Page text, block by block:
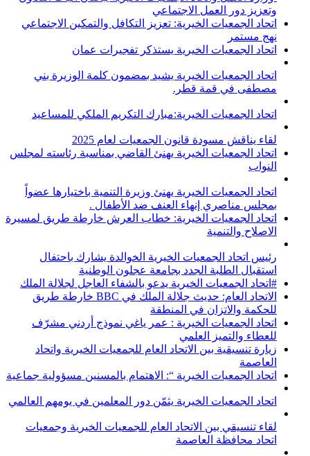
وتعزيز دور العمل الاجتماعي
اتحاد الجمعيات الخيرية: تعزيز التكافل والتمكين الاجتماعي
نهج مستمر
اتحاد الجمعيات الخيرية يستذكر تفجيرات عمان
اتحاد الجمعيات الخيرية يشيد بمضمون كلمة الوزيرة بني
مصطفى في قمة قطر.
اتحاد الجمعيات الخيرية:مبارك التكريم الملكي للمساعيد
لقاء يناقش مسودة قانون الجمعيات لعام 2025
اتحاد الجمعيات الخيرية يهنئ القاضي بمناسبة رئاسته لمجلس
النواب
اتحاد الجمعيات الخيرية يهنئ وزيرة التنمية باختيارها عضواً
بمجلس مناصري إنهاء العنف ضد الأطفال .
اتحاد الجمعيات الخيرية: خطاب العرش خارطة طريق لمسيرة
الاصلاح والتنمية
رئيس اتحاد الجمعيات الخيرية الخوالدة يشارك باحتفال
استقبال الطلبة الجدد بجامعة عجلون الوطنية
#اتحاد الجمعيات الخيرية يدعو بالشفاء العاجل لجلالة الملك
الاتحاد العام: حديث جلالة الملك في BBC خارطة طريق
للحكمة والاتزان في المنطقة
اتحاد الجمعيات الخيرية : عمر ياغي نموذج أردني مشرّف
للعطاء والتميز العلمي
زيارة تنسيقية بين الاتحاد العام للجمعيات الخيرية واتحاد
العاصمة
اتحاد الجمعيات الخيرية “: الاهتمام بالمسنين مسؤولية جماعية
اتحاد الجمعيات الخيرية يثمّن دور المعلمين في يومهم العالمي
لقاء تنسيقي بين الاتحاد العام للجمعيات الخيرية وجمعيات
اتحاد محافظة العاصمة